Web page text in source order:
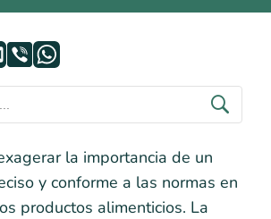
la importancia de un
y conforme a las normas en
productos alimenticios. La